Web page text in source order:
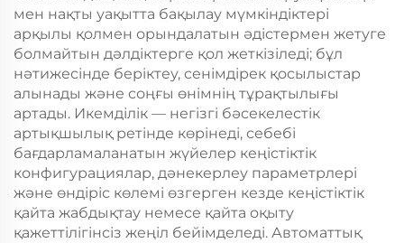
мен нақты уақытта бақылау мүмкіндіктері
арқылы қолмен орындалатын әдістермен жетуге
болмайтын дәлдіктерге қол жеткізіледі; бұл
нәтижесінде беріктеу, сенімдірек қосылыстар
алынады және соңғы өнімнің тұрақтылығы
артады. Икемділік — негізгі бәсекелестік
артықшылық ретінде көрінеді, себебі
бағдарламаланатын жүйелер кеңістіктік
конфигурациялар, дәнекерлеу параметрлері
және өндіріс көлемі өзгерген кезде кеңістіктік
қайта жабдықтау немесе қайта оқыту
қажеттілігінсіз жеңіл бейімделеді. Автоматтық